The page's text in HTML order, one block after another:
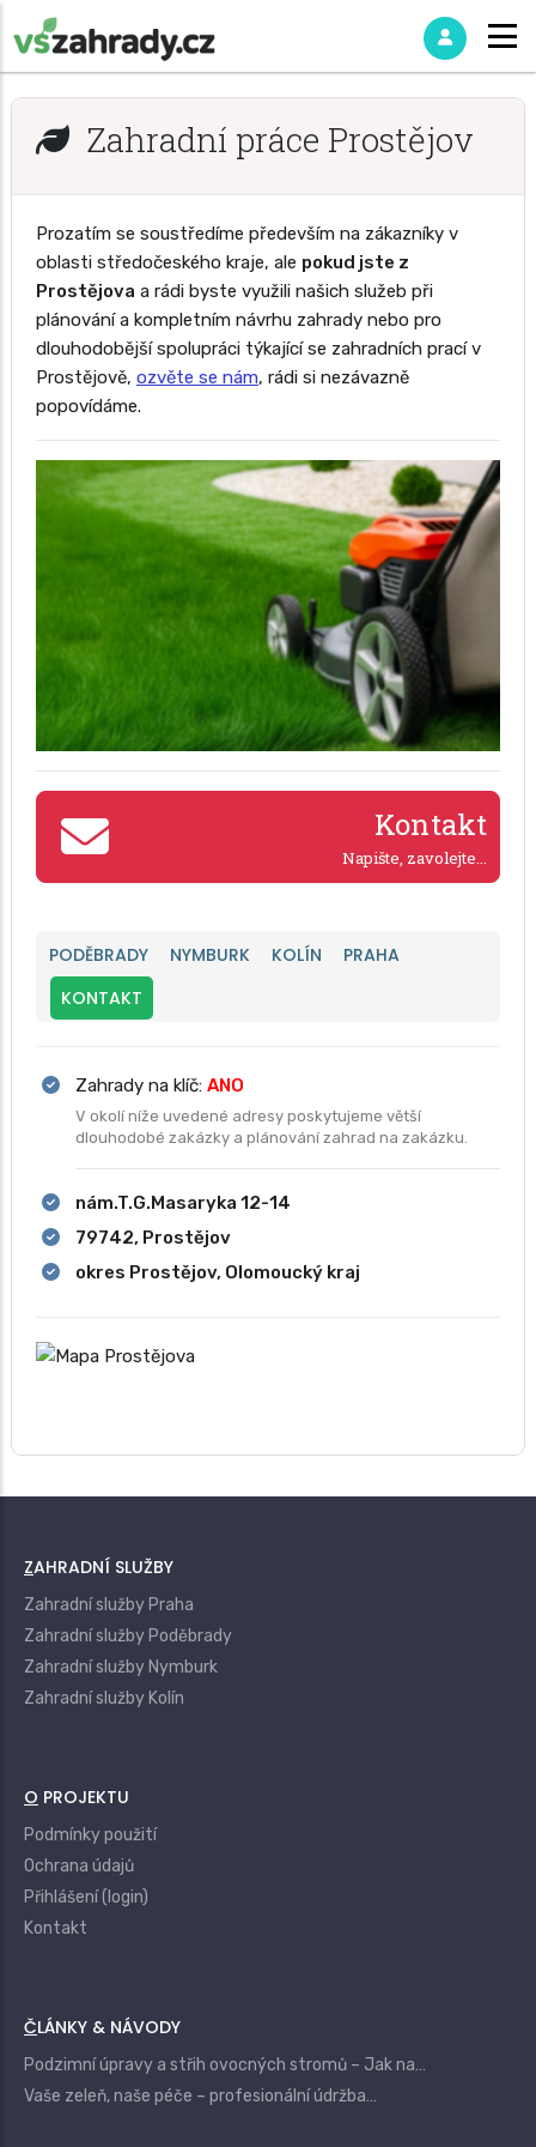
Zahradní práce Prostějov
Prozatím se soustředíme především na zákazníky v
oblasti středočeského kraje, ale pokud jste z
Prostějova a rádi byste využili našich služeb při
plánování a kompletním návrhu zahrady nebo pro
dlouhodobější spolupráci týkající se zahradních prací v
Prostějově, ozvěte se nám, rádi si nezávazně
popovídáme.
Kontakt
Napište, zavolejte...
PODĚBRADY NYMBURK KOLÍN
PRAHA
KONTAKT
Zahrady na klíč: ANO
V okolí níže uvedené adresy poskytujeme větší
dlouhodobé zakázky a plánování zahrad na zakázku.
nám.T.G.Masaryka 12-14
79742, Prostějov
okres Prostějov, Olomoucký kraj
ZAHRADNÍ SLUŽBY
Zahradní služby Praha
Zahradní služby Poděbrady
Zahradní služby Nymburk
Zahradní služby Kolín
O PROJEKTU
Podmínky použití
Ochrana údajů
Přihlášení (login)
Kontakt
ČLÁNKY & NÁVODY
Podzimní úpravy a střih ovocných stromů – Jak na…
Vaše zeleň, naše péče – profesionální údržba…